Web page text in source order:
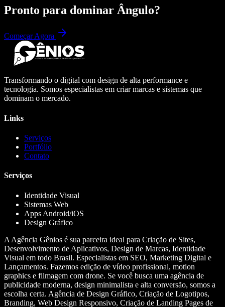
Pronto para dominar Ângulo?
Começar Agora
Transformando o digital com design de alta performance e
tecnologia. Somos especialistas em criar marcas e sistemas que
dominam o mercado.
Links
Serviços
Portfólio
Contato
Serviços
Identidade Visual
Sistemas Web
Apps Android/iOS
Design Gráfico
A Agência Gênios é sua parceira ideal para Criação de Sites,
Desenvolvimento de Aplicativos, Design de Marcas, Identidade
Visual em todo Brasil. Especialistas em SEO, Marketing Digital e
Lançamentos. Fazemos edição de vídeo profissional, motion
graphics e filmagem com drone. Se você busca uma agência de
publicidade moderna, design minimalista e alta conversão, somos a
escolha certa. Agência de Design Gráfico, Criação de Logotipos,
Branding, Web Design Responsivo, Criação de Landing Pages de